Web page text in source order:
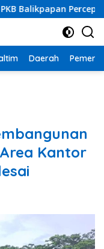
Percepat
Daerah
Kantor